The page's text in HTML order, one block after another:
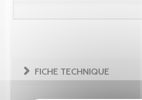
FICHE TECHNIQUE